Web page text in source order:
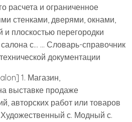
расчета и ограниченное
стенками, дверями, окнами,
и плоскостью перегородки
салона с… … Словарь-справочник
документации
1. Магазин,
выставке продаже
авторских работ или товаров
с. Модный с.